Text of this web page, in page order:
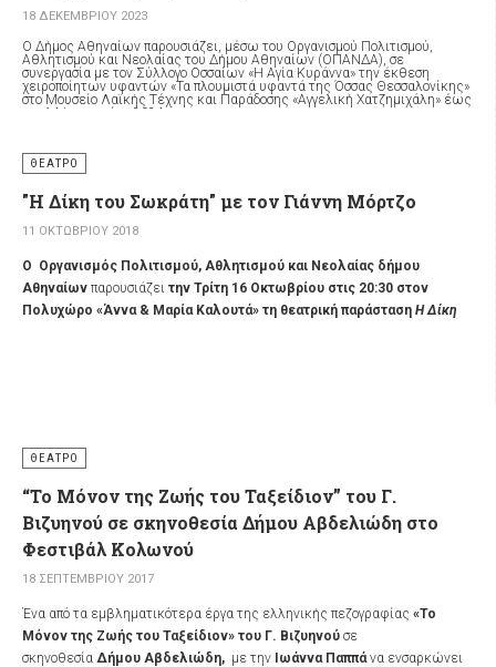
18 ΔΕΚΕΜΒΡΊΟΥ 2023
Ο Δήμος Αθηναίων παρουσιάζει, μέσω του Οργανισμού Πολιτισμού,
Αθλητισμού και Νεολαίας του Δήμου Αθηναίων (ΟΠΑΝΔΑ), σε
συνεργασία με τον Σύλλογο Οσσαίων «Η Αγία Κυράννα» την έκθεση
χειροποίητων υφαντών «Τα πλουμιστά υφαντά της Όσσας Θεσσαλονίκης»
στο Μουσείο Λαϊκής Τέχνης και Παράδοσης «Αγγελική Χατζημιχάλη» έως
τις 14 Ιανουαρίου 2024.
ΘΈΑΤΡΟ
"Η Δίκη του Σωκράτη" με τον Γιάννη Μόρτζο
11 ΟΚΤΩΒΡΊΟΥ 2018
Ο Οργανισμός Πολιτισμού, Αθλητισμού και Νεολαίας δήμου
Αθηναίων παρουσιάζει την Τρίτη 16 Οκτωβρίου στις 20:30 στον
Πολυχώρο «Άννα & Μαρία Καλουτά» τη θεατρική παράσταση Η Δίκη
πορεία του αρχαίου ελληνικού πολιτισμού δίκη και καταδίκη του
τα διαχρονικά μηνύματα που εμπεριέχονται στον αρχαιοελληνικό
φιλοσοφικό στοχασμό.
Το έργο
Οι ιδέες του Σωκράτη, που αποτελούν μια πολύτιμη παρακαταθήκη του
λόγο του Πλάτωνα, του Ξενοφώντα και το νευρώδη, καυστικό και
χιουμοριστικό λόγο του Βάρναλη, αναδύονται ανάγλυφα κατά τη διάρκεια
ΘΈΑΤΡΟ
“Το Μόνον της Ζωής του Ταξείδιον” του Γ.
Βιζυηνού σε σκηνοθεσία Δήμου Αβδελιώδη στο
Φεστιβάλ Κολωνού
18 ΣΕΠΤΕΜΒΡΊΟΥ 2017
Ένα από τα εμβληματικότερα έργα της ελληνικής πεζογραφίας «Το
Μόνον της Ζωής του Ταξείδιον» του Γ. Βιζυηνού σε
σκηνοθεσία Δήμου Αβδελιώδη, με την Ιωάννα Παππάνα ενσαρκώνει